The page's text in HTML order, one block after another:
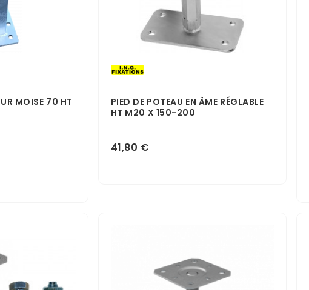
MOISE 70 HT
PIED DE POTEAU EN ÂME RÉGLABLE
HT M20 X 150-200
41,80 €